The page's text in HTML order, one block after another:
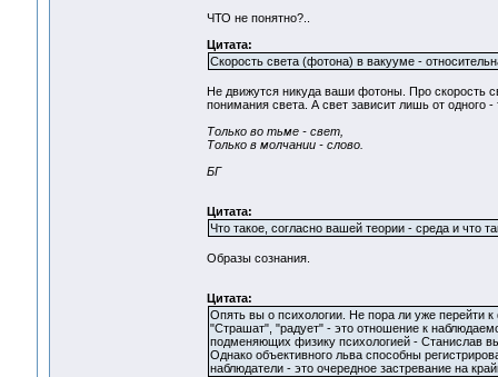
ЧТО не понятно?..
Цитата:
Скорость света (фотона) в вакууме -
Не движутся никуда ваши фотоны. Про скорость
понимания света. А свет зависит лишь от одного
Только во тьме - свет,
Только в молчании - слово.
БГ
Цитата:
Что такое, согласно вашей теории - среда и что
Образы сознания.
Цитата:
Опять вы о психологии. Не пора ли уже перейти к
"Страшат", "радует" - это отношение к
подменяющих физику психологией - Станислав
Однако объективного льва способны
наблюдатели - это очередное застревание на